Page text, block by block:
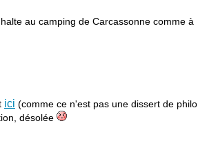
au camping de Carcassonne comme à
ici (comme ce n'est pas une dissert de philo,
désolée